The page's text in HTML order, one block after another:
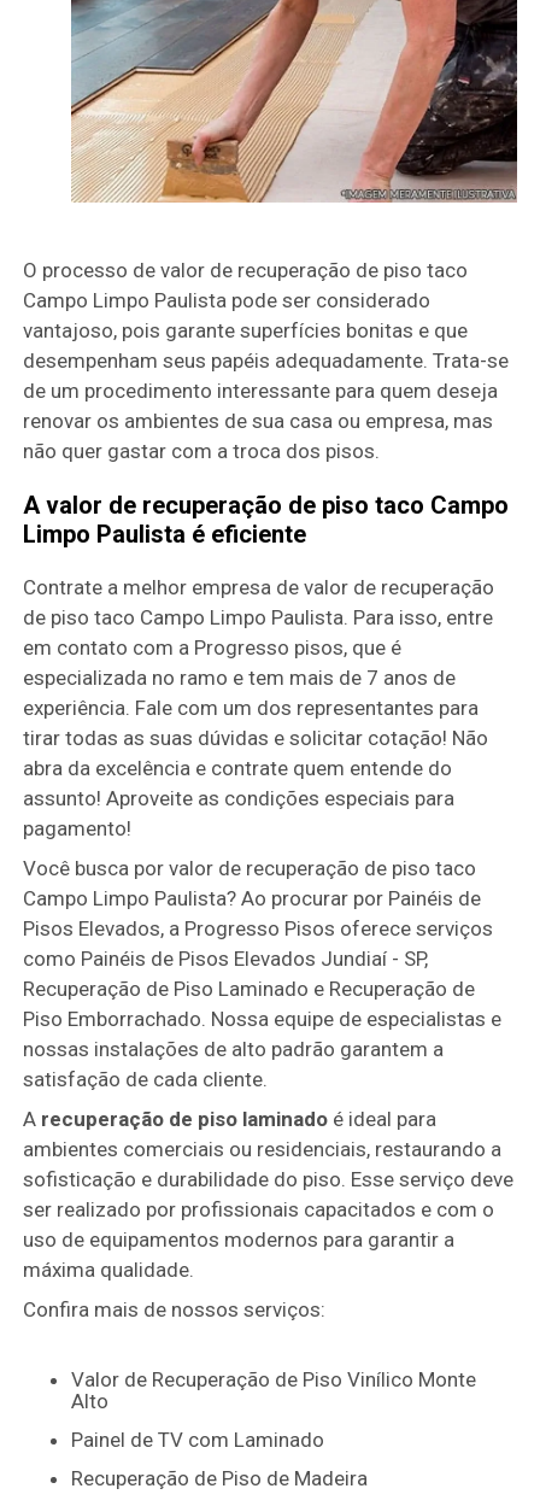
O processo de valor de recuperação de piso taco
Campo Limpo Paulista pode ser considerado
vantajoso, pois garante superfícies bonitas e que
desempenham seus papéis adequadamente. Trata-se
de um procedimento interessante para quem deseja
renovar os ambientes de sua casa ou empresa, mas
não quer gastar com a troca dos pisos.
A valor de recuperação de piso taco Campo
Limpo Paulista é eficiente
Contrate a melhor empresa de valor de recuperação
de piso taco Campo Limpo Paulista. Para isso, entre
em contato com a Progresso pisos, que é
especializada no ramo e tem mais de 7 anos de
experiência. Fale com um dos representantes para
tirar todas as suas dúvidas e solicitar cotação! Não
abra da excelência e contrate quem entende do
assunto! Aproveite as condições especiais para
pagamento!
Você busca por valor de recuperação de piso taco
Campo Limpo Paulista? Ao procurar por Painéis de
Pisos Elevados, a Progresso Pisos oferece serviços
como Painéis de Pisos Elevados Jundiaí - SP,
Recuperação de Piso Laminado e Recuperação de
Piso Emborrachado. Nossa equipe de especialistas e
nossas instalações de alto padrão garantem a
satisfação de cada cliente.
A recuperação de piso laminado é ideal para
ambientes comerciais ou residenciais, restaurando a
sofisticação e durabilidade do piso. Esse serviço deve
ser realizado por profissionais capacitados e com o
uso de equipamentos modernos para garantir a
máxima qualidade.
Confira mais de nossos serviços:
Valor de Recuperação de Piso Vinílico Monte
Alto
Painel de TV com Laminado
Recuperação de Piso de Madeira